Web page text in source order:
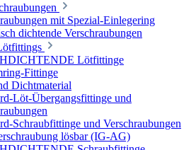
mit Spezial-Einlegering
dichtende Verschraubungen
Lötfittinge
Fittinge
Dichtmaterial
Löt-Übergangsfittinge und
Schraubfittinge und Verschraubungen
lösbar (IG-AG)